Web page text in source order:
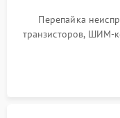
Перепайка
транзисторов, ШИМ-
памяти при
разборка